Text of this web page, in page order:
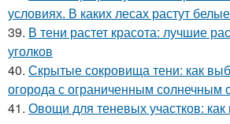
условиях. В каких лесах растут
39. В тени растет красота: лучшие
уголков
40. Скрытые сокровища тени: как
огорода с ограниченным солнечным
41. Овощи для теневых участков: как